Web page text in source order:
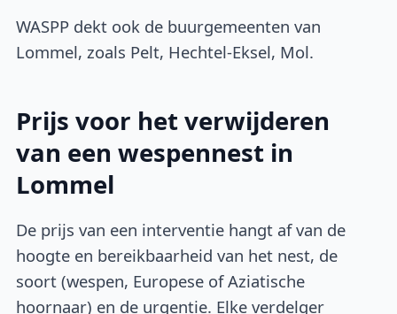
WASPP dekt ook de buurgemeenten van
Lommel, zoals Pelt, Hechtel-Eksel, Mol.
Prijs voor het verwijderen
van een wespennest in
Lommel
De prijs van een interventie hangt af van de
hoogte en bereikbaarheid van het nest, de
soort (wespen, Europese of Aziatische
hoornaar) en de urgentie. Elke verdelger